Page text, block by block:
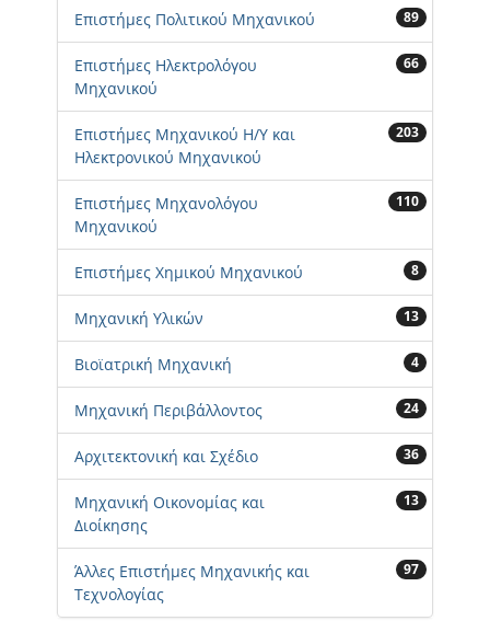
Επιστήμες Πολιτικού Μηχανικού 89
Επιστήμες Ηλεκτρολόγου
Μηχανικού
66
Επιστήμες Μηχανικού Η/Υ και
Ηλεκτρονικού Μηχανικού
203
Επιστήμες Μηχανολόγου
Μηχανικού
110
Επιστήμες Χημικού Μηχανικού 8
Μηχανική Υλικών 13
Βιοϊατρική Μηχανική 4
Μηχανική Περιβάλλοντος 24
Αρχιτεκτονική και Σχέδιο 36
Μηχανική Οικονομίας και
Διοίκησης
13
Άλλες Επιστήμες Μηχανικής και
Τεχνολογίας
97